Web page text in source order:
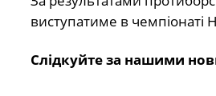
виступатиме в чемпіонаті
Слідкуйте за нашими